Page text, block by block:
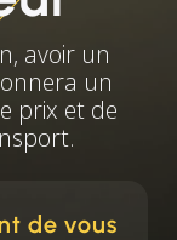
avoir un
un
prix et de
de vous